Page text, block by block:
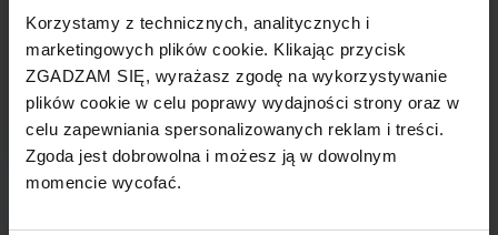
Korzystamy z technicznych, analitycznych i
marketingowych plików cookie. Klikając przycisk
ZGADZAM SIĘ, wyrażasz zgodę na wykorzystywanie
plików cookie w celu poprawy wydajności strony oraz w
celu zapewniania spersonalizowanych reklam i treści.
Zgoda jest dobrowolna i możesz ją w dowolnym
momencie wycofać.
online lub telefoniczna
PŁATNOŚĆ
przelew, gotówka, karta
LINIA LOTNICZA